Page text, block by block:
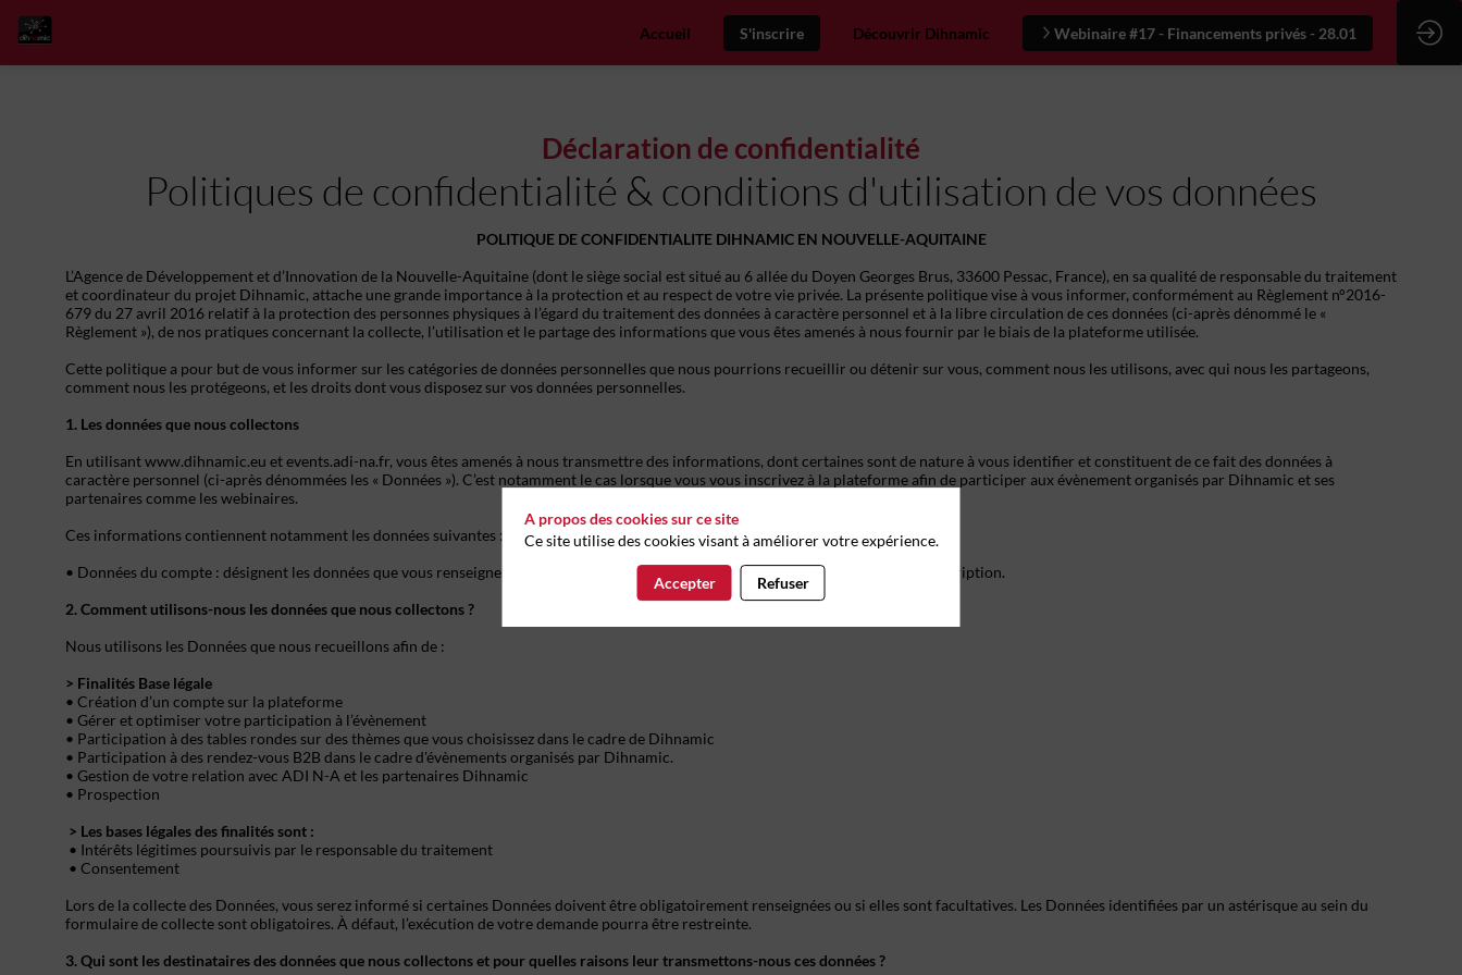
Accueil S'inscrire Découvrir Dihnamic Webinaire #17 - Financements privés - 28.01
Déclaration de confidentialité
Politiques de confidentialité & conditions d'utilisation de vos données
POLITIQUE DE CONFIDENTIALITE DIHNAMIC EN NOUVELLE-AQUITAINE
L’Agence de Développement et d’Innovation de la Nouvelle-Aquitaine (dont le siège social est situé au 6 allée du Doyen Georges Brus, 33600 Pessac, France), en sa qualité de responsable du traitement
et coordinateur du projet Dihnamic, attache une grande importance à la protection et au respect de votre vie privée. La présente politique vise à vous informer, conformément au Règlement n°2016-
679 du 27 avril 2016 relatif à la protection des personnes physiques à l’égard du traitement des données à caractère personnel et à la libre circulation de ces données (ci-après dénommé le «
Règlement »), de nos pratiques concernant la collecte, l’utilisation et le partage des informations que vous êtes amenés à nous fournir par le biais de la plateforme utilisée.
Cette politique a pour but de vous informer sur les catégories de données personnelles que nous pourrions recueillir ou détenir sur vous, comment nous les utilisons, avec qui nous les partageons,
comment nous les protégeons, et les droits dont vous disposez sur vos données personnelles.
1. Les données que nous collectons
En utilisant www.dihnamic.eu et events.adi-na.fr, vous êtes amenés à nous transmettre des informations, dont certaines sont de nature à vous identifier et constituent de ce fait des données à
caractère personnel (ci-après dénommées les « Données »). C’est notamment le cas lorsque vous vous inscrivez à la plateforme afin de participer aux évènement organisés par Dihnamic et ses
partenaires comme les webinaires.
Ces informations contiennent notamment les données suivantes :
• Données du compte : désignent les données que vous renseignez lors de la création d’un compte en remplissant le formulaire d’inscription.
2. Comment utilisons-nous les données que nous collectons ?
Nous utilisons les Données que nous recueillons afin de :
> Finalités Base légale
• Création d’un compte sur la plateforme
• Gérer et optimiser votre participation à l’évènement
• Participation à des tables rondes sur des thèmes que vous choisissez dans le cadre de Dihnamic
• Participation à des rendez-vous B2B dans le cadre d'évènements organisés par Dihnamic.
• Gestion de votre relation avec ADI N-A et les partenaires Dihnamic
• Prospection
> Les bases légales des finalités sont :
• Intérêts légitimes poursuivis par le responsable du traitement
• Consentement
Lors de la collecte des Données, vous serez informé si certaines Données doivent être obligatoirement renseignées ou si elles sont facultatives. Les Données identifiées par un astérisque au sein du
formulaire de collecte sont obligatoires. À défaut, l’exécution de votre demande pourra être restreinte.
3. Qui sont les destinataires des données que nous collectons et pour quelles raisons leur transmettons-nous ces données ?
A propos des cookies sur ce site
Ce site utilise des cookies visant à améliorer votre expérience.
Accepter Refuser